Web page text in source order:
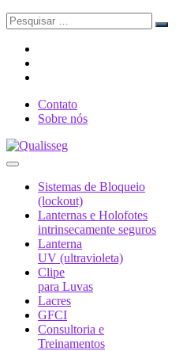
Search
for:
Contato
Sobre nós
Sistemas de Bloqueio
(lockout)
Lanternas e Holofotes
intrinsecamente seguros
Lanterna
UV (ultravioleta)
Clipe
para Luvas
Lacres
GFCI
Consultoria e
Treinamentos